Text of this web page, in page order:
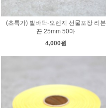
(초특가) 발바닥-오렌지 선물포장 리본
끈 25mm 50마
4,000원